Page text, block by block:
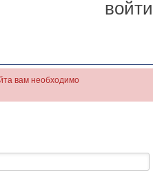
войти
вам необходимо